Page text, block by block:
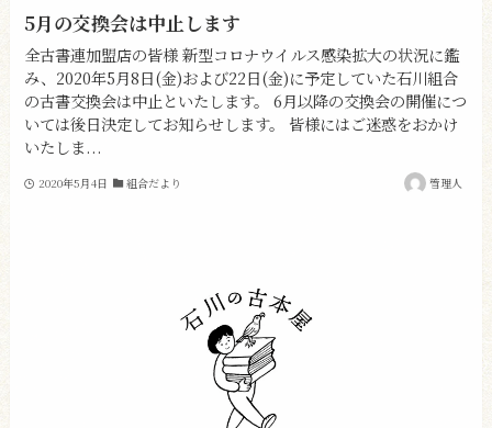
5月の交換会は中止します
全古書連加盟店の皆様 新型コロナウイルス感染拡大の状況に鑑
み、2020年5月8日(金)および22日(金)に予定していた石川組合
の古書交換会は中止といたします。 6月以降の交換会の開催につ
いては後日決定してお知らせします。 皆様にはご迷惑をおかけ
いたしま...
2020年5月4日 組合だより 管理人